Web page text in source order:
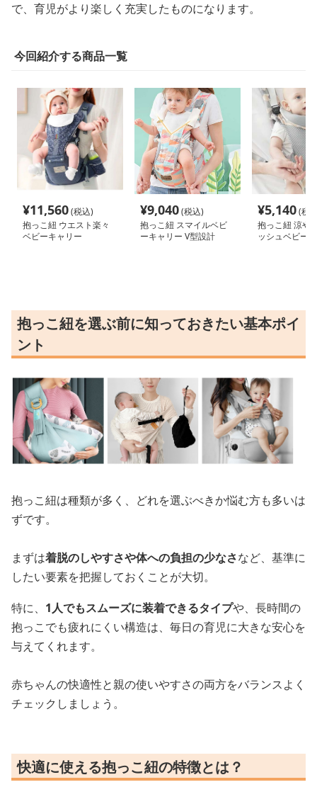
で、育児がより楽しく充実したものになります。
今回紹介する商品一覧
¥11,560(税込)
抱っこ紐 ウエスト楽々
ベビーキャリー
¥9,040(税込)
抱っこ紐 スマイルベビ
ーキャリー V型設計
¥5,140(税
抱っこ紐 涼や
ッシュベビー
抱っこ紐を選ぶ前に知っておきたい基本ポイ
ント
抱っこ紐は種類が多く、どれを選ぶべきか悩む方も多いは
ずです。
まずは着脱のしやすさや体への負担の少なさなど、基準に
したい要素を把握しておくことが大切。
特に、 1人でもスムーズに装着できるタイプや、長時間の
抱っこでも疲れにくい構造は、毎日の育児に大きな安心を
与えてくれます。
赤ちゃんの快適性と親の使いやすさの両方をバランスよく
チェックしましょう。
快適に使える抱っこ紐の特徴とは？